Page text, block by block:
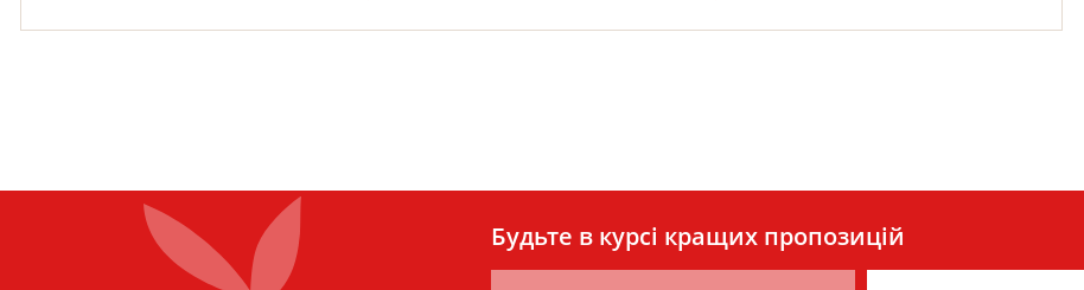
Будьте в курсі кращих пропозицій